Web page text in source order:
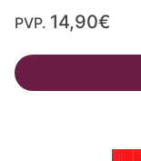
PVP. 14,90€